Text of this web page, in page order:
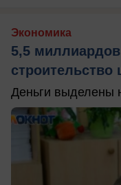
Экономика
5,5
Деньги выделены